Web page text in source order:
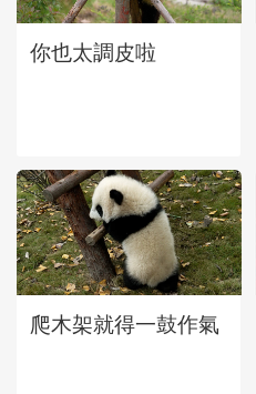
你也太調皮啦
爬木架就得一鼓作氣